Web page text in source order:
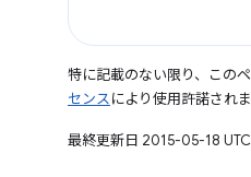
特に記載のない限り、この
センスにより使用許諾され
最終更新日 2015-05-18 UTC